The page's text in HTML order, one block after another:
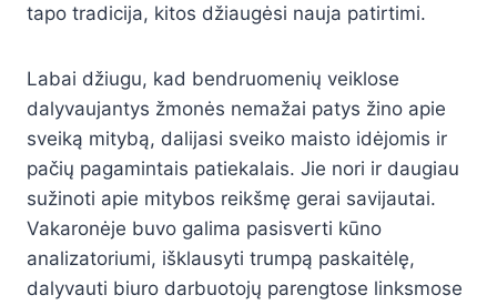
tapo tradicija, kitos džiaugėsi nauja patirtimi.
Labai džiugu, kad bendruomenių veiklose
dalyvaujantys žmonės nemažai patys žino apie
sveiką mitybą, dalijasi sveiko maisto idėjomis ir
pačių pagamintais patiekalais. Jie nori ir daugiau
sužinoti apie mitybos reikšmę gerai savijautai.
Vakaronėje buvo galima pasisverti kūno
analizatoriumi, išklausyti trumpą paskaitėlę,
dalyvauti biuro darbuotojų parengtose linksmose